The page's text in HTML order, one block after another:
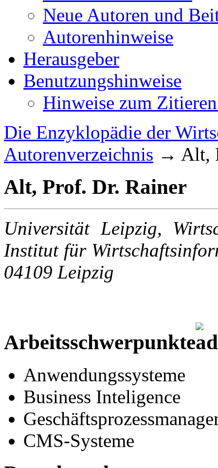
Neue Autoren und
Autorenhinweise
Herausgeber
Benutzungshinweise
Hinweise zum
Die Enzyklopädie der
Autorenverzeichnis → Alt,
Alt, Prof. Dr. Rainer
Universität Leipzig,
Institut für
04109 Leipzig
Arbeitsschwerpunkte
Anwendungssysteme
Business Inteligence
CMS-Systeme